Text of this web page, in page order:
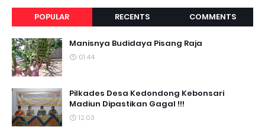
POPULAR RECENTS COMMENTS
Manisnya Budidaya Pisang Raja
01.44
Pilkades Desa Kedondong Kebonsari
Madiun Dipastikan Gagal !!!
12.03